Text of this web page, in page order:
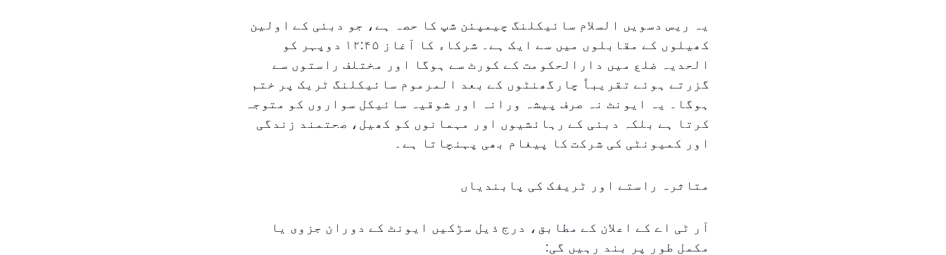
یہ ریس دسویں السلام سائیکلنگ چیمپئن شپ کا حصہ ہے، جو دبئی کے اولین
کھیلوں کے مقابلوں میں سے ایک ہے۔ شرکاء کا آغاز ۱۲:۴۵ دوپہر کو
الحدیہ ضلع میں دارالحکومت کے کورٹ سے ہوگا اور مختلف راستوں سے
گزرتے ہوئے تقریباً چارگھنٹوں کے بعد المرموم سائیکلنگ ٹریک پر ختم
ہوگا۔ یہ ایونٹ نہ صرف پیشہ ورانہ اور شوقیہ سائیکل سواروں کو متوجہ
کرتا ہے بلکہ دبئی کے رہائشیوں اور مہمانوں کو کھیل، صحتمند زندگی
اور کمیونٹی کی شرکت کا پیغام بھی پہنچاتا ہے۔
متاثرہ راستے اور ٹریفک کی پابندیاں
آر ٹی اے کے اعلان کے مطابق، درج ذیل سڑکیں ایونٹ کے دوران جزوی یا
مکمل طور پر بند رہیں گی: